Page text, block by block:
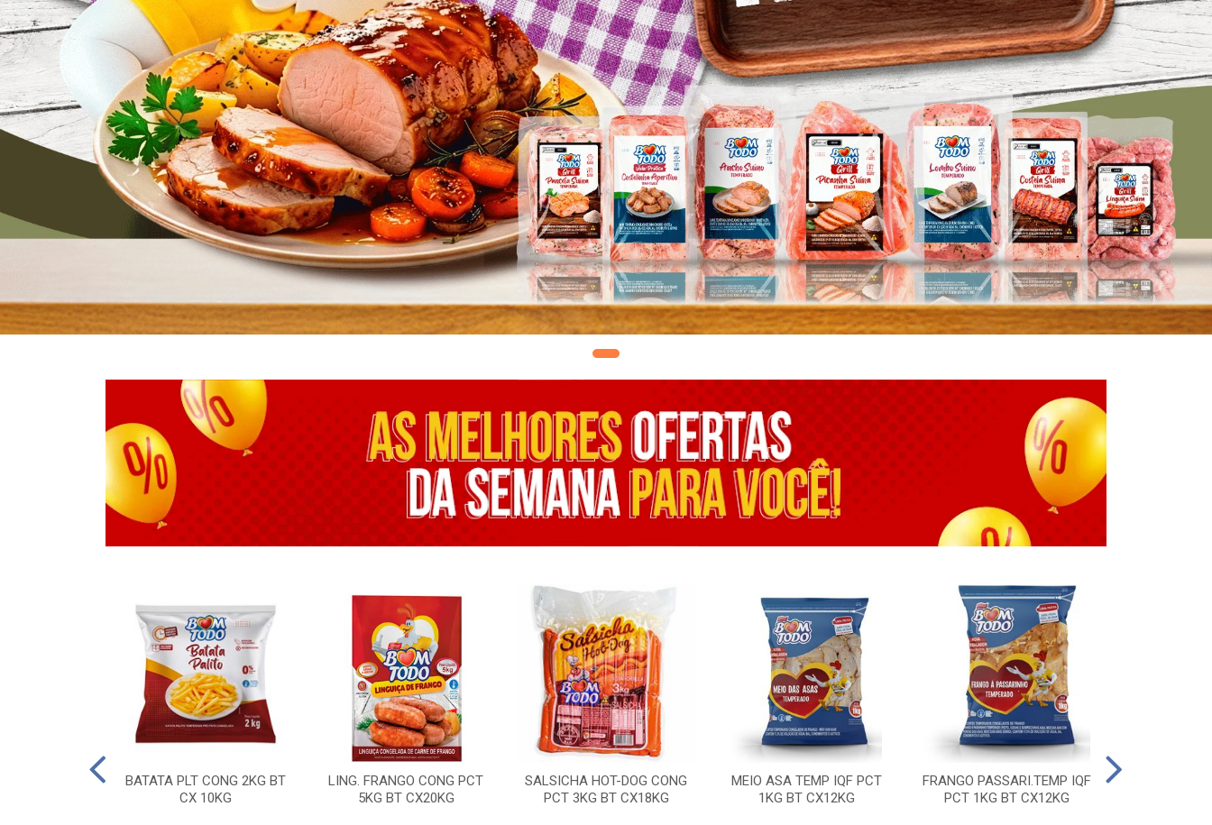
BATATA PLT CONG 2KG BT
CX 10KG
LING. FRANGO CONG PCT
5KG BT CX20KG
SALSICHA HOT-DOG CONG
PCT 3KG BT CX18KG
MEIO ASA TEMP IQF PCT
1KG BT CX12KG
FRANGO PASSARI.TEMP IQF
PCT 1KG BT CX12KG